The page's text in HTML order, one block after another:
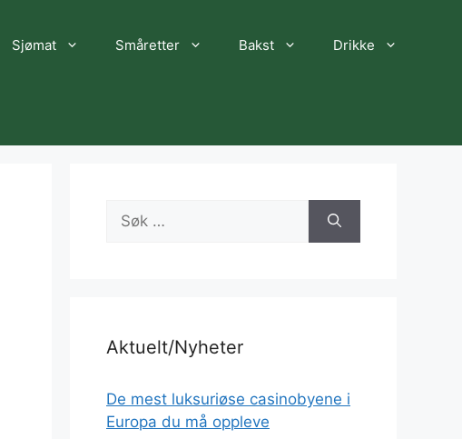
Sjømat Småretter Bakst Drikke
Søk
etter:
Aktuelt/Nyheter
De mest luksuriøse casinobyene i
Europa du må oppleve